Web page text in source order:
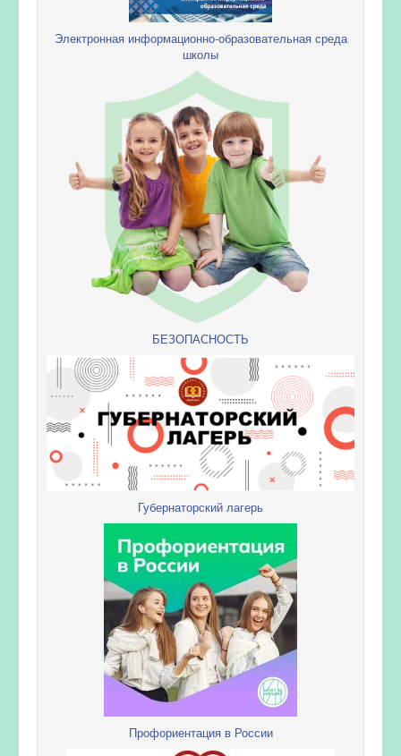
Электронная информационно-образовательная среда
школы
БЕЗОПАСНОСТЬ
Губернаторский лагерь
Профориентация в России